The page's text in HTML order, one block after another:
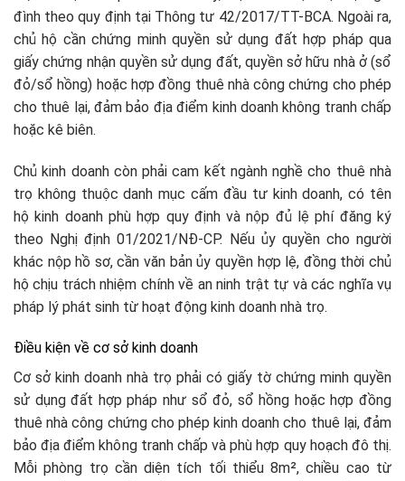
đình theo quy định tại Thông tư 42/2017/TT-BCA. Ngoài ra,
chủ hộ cần chứng minh quyền sử dụng đất hợp pháp qua
giấy chứng nhận quyền sử dụng đất, quyền sở hữu nhà ở (sổ
đỏ/sổ hồng) hoặc hợp đồng thuê nhà công chứng cho phép
cho thuê lại, đảm bảo địa điểm kinh doanh không tranh chấp
hoặc kê biên.​
Chủ kinh doanh còn phải cam kết ngành nghề cho thuê nhà
trọ không thuộc danh mục cấm đầu tư kinh doanh, có tên
hộ kinh doanh phù hợp quy định và nộp đủ lệ phí đăng ký
theo Nghị định 01/2021/NĐ-CP. Nếu ủy quyền cho người
khác nộp hồ sơ, cần văn bản ủy quyền hợp lệ, đồng thời chủ
hộ chịu trách nhiệm chính về an ninh trật tự và các nghĩa vụ
pháp lý phát sinh từ hoạt động kinh doanh nhà trọ.
Điều kiện về cơ sở kinh doanh
Cơ sở kinh doanh nhà trọ phải có giấy tờ chứng minh quyền
sử dụng đất hợp pháp như sổ đỏ, sổ hồng hoặc hợp đồng
thuê nhà công chứng cho phép kinh doanh cho thuê lại, đảm
bảo địa điểm không tranh chấp và phù hợp quy hoạch đô thị.
Mỗi phòng trọ cần diện tích tối thiểu 8m², chiều cao từ